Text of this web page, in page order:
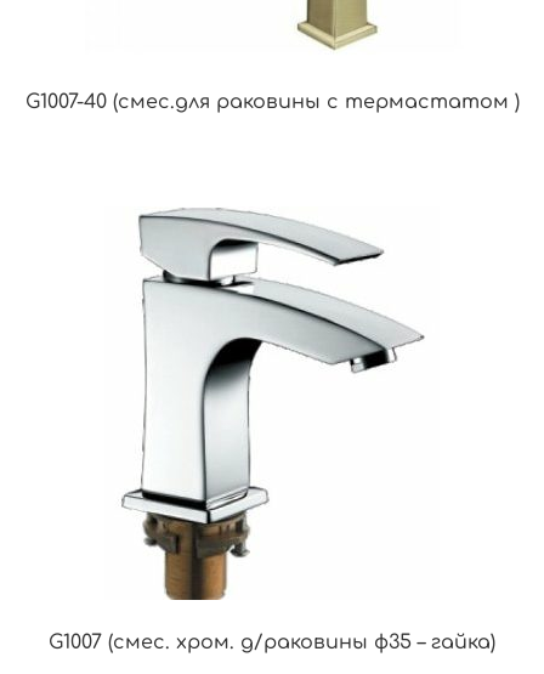
G1007-40 (смес.для раковины с термастатом )
G1007 (смес. хром. д/раковины ф35 – гайка)